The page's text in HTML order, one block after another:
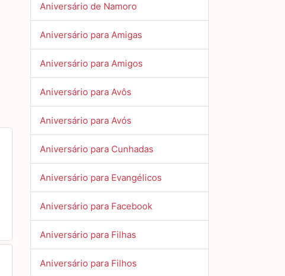
Aniversário de Namoro
Aniversário para Amigas
Aniversário para Amigos
Aniversário para Avôs
Aniversário para Avós
Aniversário para Cunhadas
Aniversário para Evangélicos
Aniversário para Facebook
Aniversário para Filhas
Aniversário para Filhos